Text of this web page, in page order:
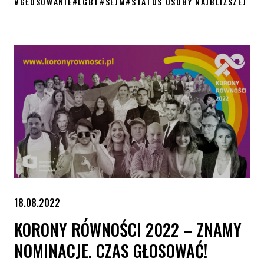
18.08.2022
KORONY RÓWNOŚCI 2022 – ZNAMY
NOMINACJE. CZAS GŁOSOWAĆ!